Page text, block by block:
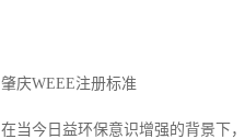
肇庆WEEE注册标准
在当今日益环保意识增强的背景下